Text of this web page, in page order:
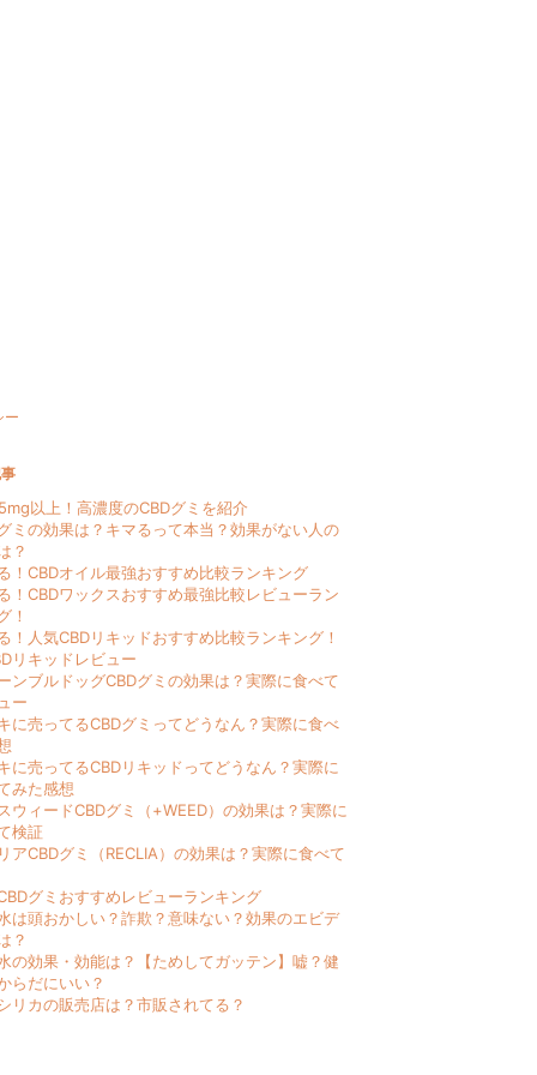
ー
以上！高濃度のCBDグミを紹介
ミの効果は？キマるって本当？効果がない人の
？
！CBDオイル最強おすすめ比較ランキング
！CBDワックスおすすめ最強比較レビューラン
！
！人気CBDリキッドおすすめ比較ランキング！
リキッドレビュー
ンブルドッグCBDグミの効果は？実際に食べて
ー
に売ってるCBDグミってどうなん？実際に食べ
に売ってるCBDリキッドってどうなん？実際に
みた感想
ウィードCBDグミ（+WEED）の効果は？実際に
検証
アCBDグミ（RECLIA）の効果は？実際に食べて
グミおすすめレビューランキング
は頭おかしい？詐欺？意味ない？効果のエビデ
？
の効果・効能は？【ためしてガッテン】嘘？健
らだにいい？
リカの販売店は？市販されてる？